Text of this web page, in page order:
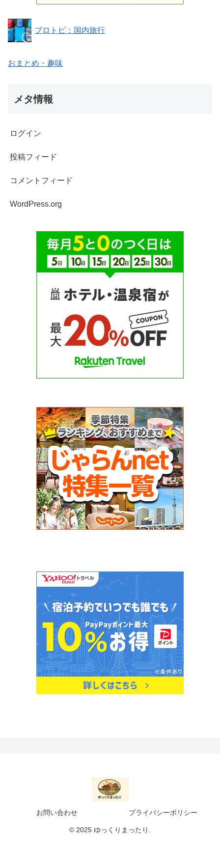
ブロトピ：国内旅行
おまとめ・趣味
メタ情報
ログイン
投稿フィード
コメントフィード
WordPress.org
お問い合わせ プライバシーポリシー
© 2025 ゆっくりまったり.